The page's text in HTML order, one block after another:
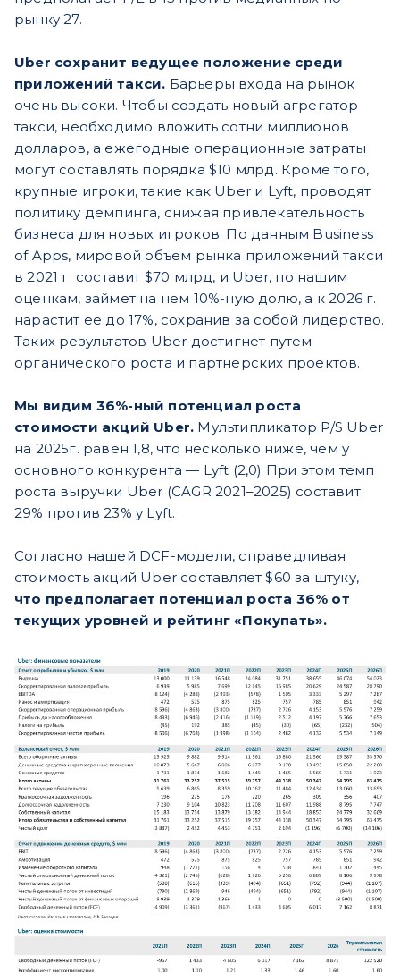
рынку 27.
Uber сохранит ведущее положение среди
приложений такси. Барьеры входа на рынок
очень высоки. Чтобы создать новый агрегатор
такси, необходимо вложить сотни миллионов
долларов, а ежегодные операционные затраты
могут составлять порядка $10 млрд. Кроме того,
крупные игроки, такие как Uber и Lyft, проводят
политику демпинга, снижая привлекательность
бизнеса для новых игроков. По данным Business
of Apps, мировой объем рынка приложений такси
в 2021 г. составит $70 млрд, и Uber, по нашим
оценкам, займет на нем 10%-ную долю, а к 2026 г.
нарастит ее до 17%, сохранив за собой лидерство.
Таких результатов Uber достигнет путем
органического роста и партнерских проектов.
Мы видим 36%-ный потенциал роста
стоимости акций Uber. Мультипликатор P/S Uber
на 2025г. равен 1,8, что несколько ниже, чем у
основного конкурента — Lyft (2,0) При этом темп
роста выручки Uber (CAGR 2021–2025) составит
29% против 23% у Lyft.
Согласно нашей DCF-модели, справедливая
стоимость акций Uber составляет $60 за штуку,
что предполагает потенциал роста 36% от
текущих уровней и рейтинг «Покупать».